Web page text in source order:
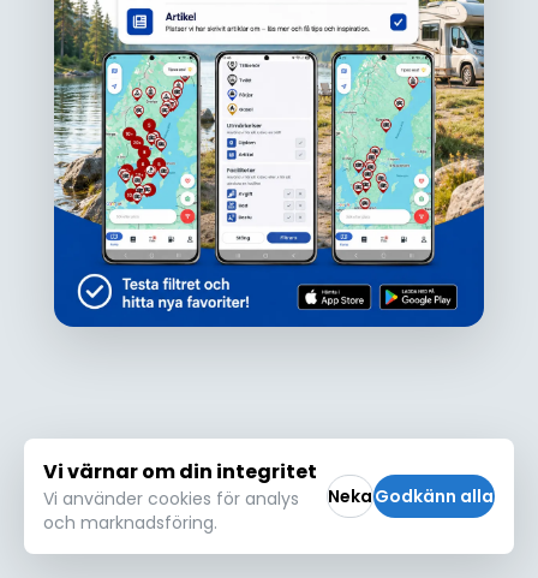
Ojdå!
Den här platsen hittades inte eller kunde
inte läsas in korrekt. Vänligen försök igen
Försök igen
Vi värnar om din integritet
Vi använder cookies för analys
och marknadsföring.
NekaGodkänn alla